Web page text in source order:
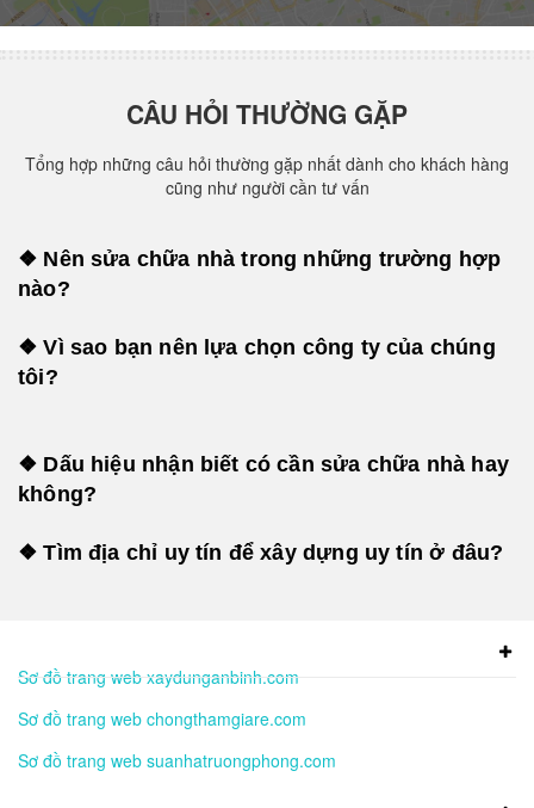
CÂU HỎI THƯỜNG GẶP
Tổng hợp những câu hỏi thường gặp nhất dành cho khách hàng
cũng như người cần tư vấn
❖ Nên sửa chữa nhà trong những trường hợp
nào?
❖ Vì sao bạn nên lựa chọn công ty của chúng
tôi?
❖ Dấu hiệu nhận biết có cần sửa chữa nhà hay
không?
❖ Tìm địa chỉ uy tín để xây dựng uy tín ở đâu?
Sơ đồ trang web xaydunganbinh.com
Sơ đồ trang web chongthamgiare.com
Sơ đồ trang web suanhatruongphong.com